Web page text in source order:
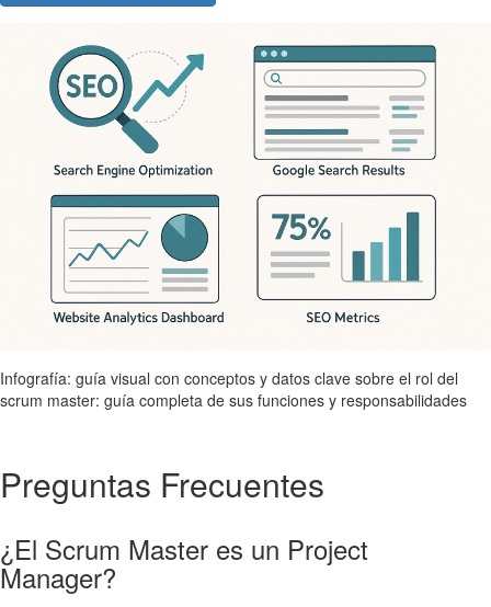
Infografía: guía visual con conceptos y datos clave sobre el rol del
scrum master: guía completa de sus funciones y responsabilidades
Preguntas Frecuentes
¿El Scrum Master es un Project
Manager?